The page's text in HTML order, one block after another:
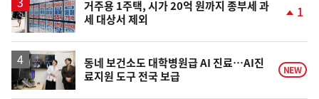
거주용 1주택, 시가 20억 원까지 종부세 과
세 대상서 제외
상
승
1
동네 보건소도 대학병원급 AI 진료…AI진
료지원 도구 전국 보급
NEW